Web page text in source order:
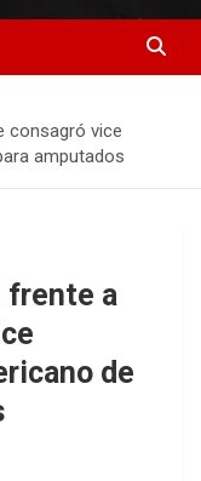
consagró vice
amputados
frente a
de